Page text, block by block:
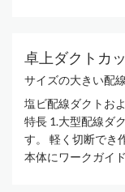
卓上ダクトカ
サイズの大きい配
塩ビ配線ダクトお
特長 1.大型配線ダ
す。 軽く切断でき
本体にワークガイ